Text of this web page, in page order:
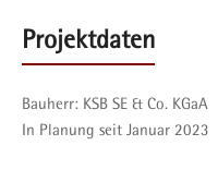
Projektdaten
Bauherr: KSB SE & Co. KGaA
In Planung seit Januar 2023